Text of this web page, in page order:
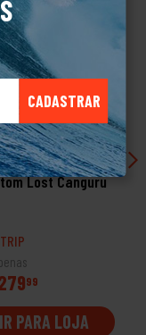
CADASTRAR
PROMOÇÃO
Lost Canguru
99
IR PARA LOJA